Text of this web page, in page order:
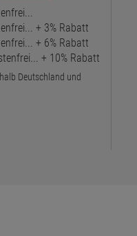
+ 3% Rabatt
+ 6% Rabatt
+ 10% Rabatt
Deutschland und